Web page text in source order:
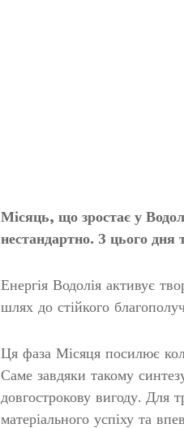
Місяць, що зростає у
нестандартно. З цього дня
Енергія Водолія активує
шлях до стійкого
Ця фаза Місяця посилює
Саме завдяки такому
довгострокову вигоду. Для
матеріального успіху та